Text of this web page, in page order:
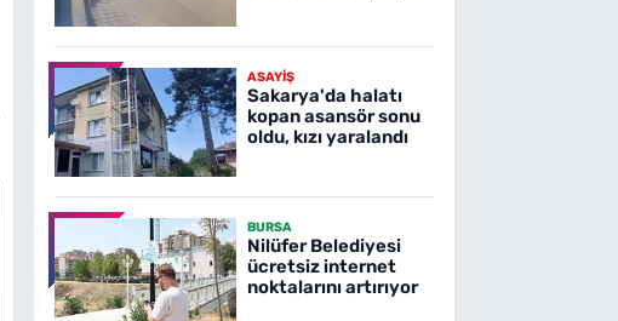
ASAYİŞ
Sakarya'da halatı
kopan asansör sonu
oldu, kızı yaralandı
BURSA
Nilüfer Belediyesi
ücretsiz internet
noktalarını artırıyor